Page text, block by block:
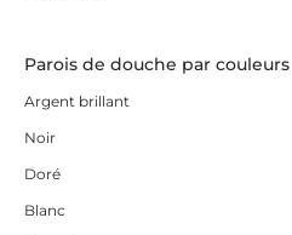
Parois de douche par couleurs
Argent brillant
Noir
Doré
Blanc